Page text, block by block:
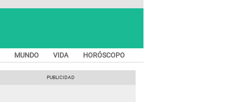
MUNDO VIDA HORÓSCOPO